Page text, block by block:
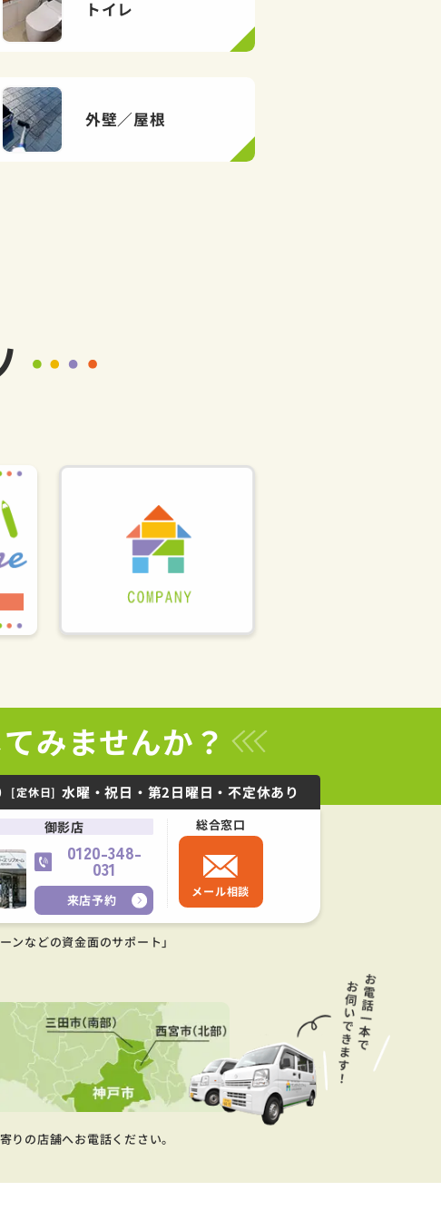
トイレ
外壁／屋根
みませんか？
[定休日] 水曜・祝日・第2日曜日・不定休あり
御影店
0120-348-
031
来店予約
総合窓口
メール相談
ンなどの資金面のサポート」
の店舗へお電話ください。